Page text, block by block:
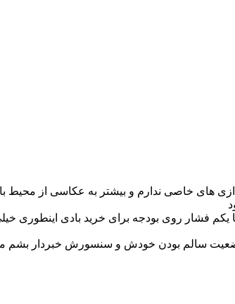
های خاصی ندارم و بیشتر به عکاسی از